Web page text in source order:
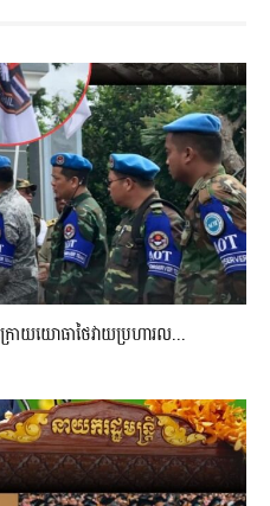
ោយយោធាថៃវាយប្រហារល...